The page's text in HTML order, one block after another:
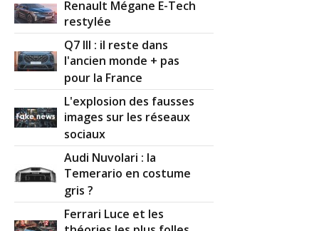
Renault Mégane E-Tech
restylée
Q7 III : il reste dans
l'ancien monde + pas
pour la France
L'explosion des fausses
images sur les réseaux
sociaux
Audi Nuvolari : la
Temerario en costume
gris ?
Ferrari Luce et les